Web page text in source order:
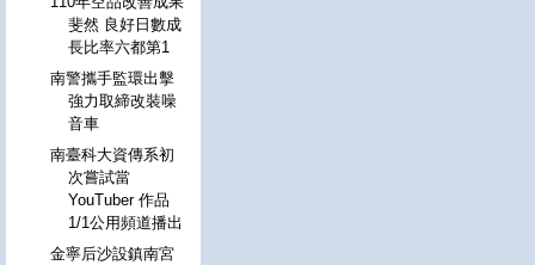
斐然 良好日數成
長比率六都第1
南警攜手監環出擊
強力取締改裝噪
音車
南臺科大資傳系初
次嘗試當
YouTuber 作品
1/1公用頻道播出
金寧后沙設鎮南宮